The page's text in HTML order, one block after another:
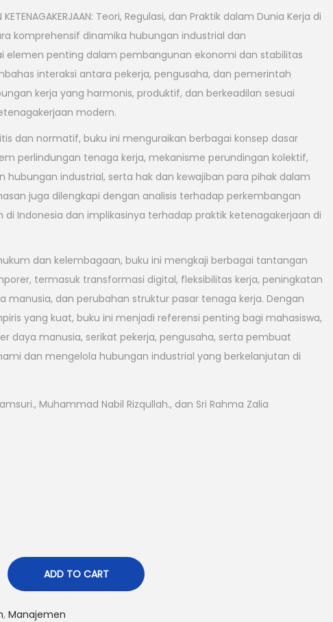
KETENAGAKERJAAN: Teori, Regulasi, dan Praktik dalam Dunia Kerja di
komprehensif dinamika hubungan industrial dan
elemen penting dalam pembangunan ekonomi dan stabilitas
interaksi antara pekerja, pengusaha, dan pemerintah
kerja yang harmonis, produktif, dan berkeadilan sesuai
modern.
dan normatif, buku ini menguraikan berbagai konsep dasar
perlindungan tenaga kerja, mekanisme perundingan kolektif,
hubungan industrial, serta hak dan kewajiban para pihak dalam
juga dilengkapi dengan analisis terhadap perkembangan
di Indonesia dan implikasinya terhadap praktik ketenagakerjaan di
dan kelembagaan, buku ini mengkaji berbagai tantangan
termasuk transformasi digital, fleksibilitas kerja, peningkatan
manusia, dan perubahan struktur pasar tenaga kerja. Dengan
yang kuat, buku ini menjadi referensi penting bagi mahasiswa,
daya manusia, serikat pekerja, pengusaha, serta pembuat
dan mengelola hubungan industrial yang berkelanjutan di
Muhammad Nabil Rizqullah., dan Sri Rahma Zalia
ADD TO CART
, Manajemen